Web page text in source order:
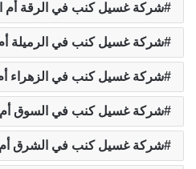
شركة غسيل كنب في الرقة أم القيوين
شركة غسيل كنب في الرميلة أم القيوين
شركة غسيل كنب في الزهراء أم القيوين
شركة غسيل كنب في السوق أم القيوين
شركة غسيل كنب في الشرق أم القيوين